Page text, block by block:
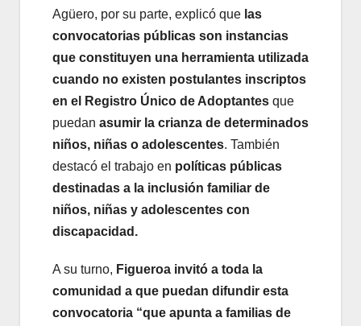
Agüero, por su parte, explicó que las
convocatorias públicas son instancias
que constituyen una herramienta utilizada
cuando no existen postulantes inscriptos
en el Registro Único de Adoptantes que
puedan asumir la crianza de determinados
niños, niñas o adolescentes. También
destacó el trabajo en políticas públicas
destinadas a la inclusión familiar de
niños, niñas y adolescentes con
discapacidad.
A su turno, Figueroa invitó a toda la
comunidad a que puedan difundir esta
convocatoria “que apunta a familias de